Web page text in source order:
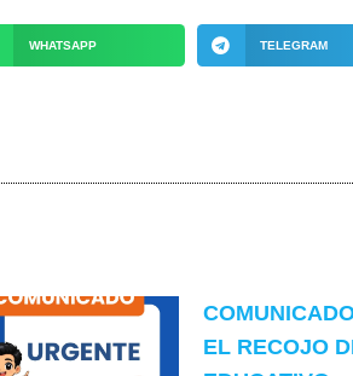
WHATSAPP TELEGRAM
EL RECOJO